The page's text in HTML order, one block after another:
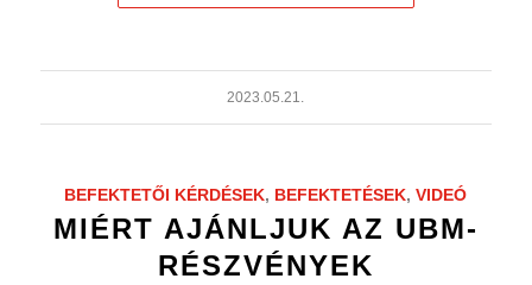
2023.05.21.
BEFEKTETŐI KÉRDÉSEK, BEFEKTETÉSEK,VIDEÓ
MIÉRT AJÁNLJUK AZ UBM-
RÉSZVÉNYEK